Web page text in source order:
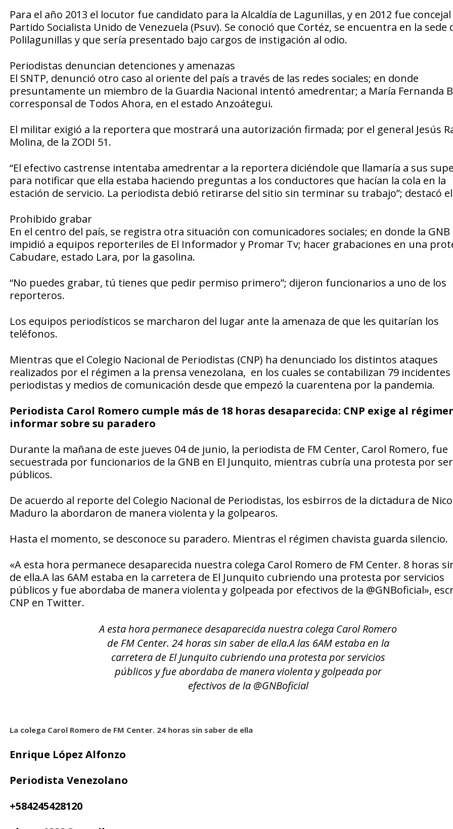
Para el año 2013 el locutor fue candidato para la Alcaldía de Lagunillas, y en 2012 fue
Partido Socialista Unido de Venezuela (Psuv). Se conoció que Cortéz, se encuentra en la sede
Polilagunillas y que sería presentado bajo cargos de instigación al odio.
Periodistas denuncian detenciones y amenazas
El SNTP, denunció otro caso al oriente del país a través de las redes sociales; en donde
presuntamente un miembro de la Guardia Nacional intentó amedrentar; a María Fernanda
corresponsal de Todos Ahora, en el estado Anzoátegui.
El militar exigió a la reportera que mostrará una autorización firmada; por el general Jesús
Molina, de la ZODI 51.
“El efectivo castrense intentaba amedrentar a la reportera diciéndole que llamaría a sus
para notificar que ella estaba haciendo preguntas a los conductores que hacían la cola en la
estación de servicio. La periodista debió retirarse del sitio sin terminar su trabajo”; destacó el
Prohibido grabar
En el centro del país, se registra otra situación con comunicadores sociales; en donde la GNB
impidió a equipos reporteriles de El Informador y Promar Tv; hacer grabaciones en una
Cabudare, estado Lara, por la gasolina.
“No puedes grabar, tú tienes que pedir permiso primero”; dijeron funcionarios a uno de los
reporteros.
Los equipos periodísticos se marcharon del lugar ante la amenaza de que les quitarían los
teléfonos.
Mientras que el Colegio Nacional de Periodistas (CNP) ha denunciado los distintos ataques
realizados por el régimen a la prensa venezolana, en los cuales se contabilizan 79
periodistas y medios de comunicación desde que empezó la cuarentena por la pandemia.
Periodista Carol Romero cumple más de 18 horas desaparecida: CNP exige al
informar sobre su paradero
Durante la mañana de este jueves 04 de junio, la periodista de FM Center, Carol Romero, fue
secuestrada por funcionarios de la GNB en El Junquito, mientras cubría una protesta por
públicos.
De acuerdo al reporte del Colegio Nacional de Periodistas, los esbirros de la dictadura de
Maduro la abordaron de manera violenta y la golpearos.
Hasta el momento, se desconoce su paradero. Mientras el régimen chavista guarda silencio.
«A esta hora permanece desaparecida nuestra colega Carol Romero de FM Center. 8 horas
de ella.A las 6AM estaba en la carretera de El Junquito cubriendo una protesta por servicios
públicos y fue abordaba de manera violenta y golpeada por efectivos de la @GNBoficial»,
CNP en Twitter.
A esta hora permanece desaparecida nuestra colega Carol Romero
de FM Center. 24 horas sin saber de ella.A las 6AM estaba en la
carretera de El Junquito cubriendo una protesta por servicios
públicos y fue abordaba de manera violenta y golpeada por
efectivos de la @GNBoficial
La colega Carol Romero de FM Center. 24 horas sin saber de ella
Enrique López Alfonzo
Periodista Venezolano
+584245428120